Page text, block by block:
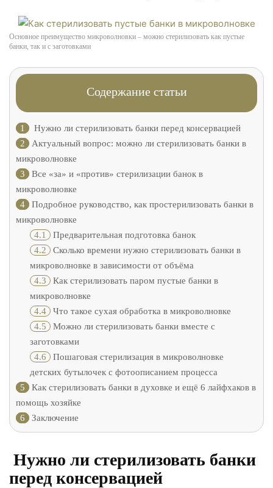
Основное преимущество микроволновки – можно стерилизовать как пустые
банки, так и с заготовками
Содержание статьи
1
Нужно ли стерилизовать банки перед консервацией
2
Актуальный вопрос: можно ли стерилизовать банки в
микроволновке
3
Все «за» и «против» стерилизации банок в
микроволновке
4
Подробное руководство, как простерилизовать банки в
микроволновке
4.1 Предварительная подготовка банок
4.2 Сколько времени нужно стерилизовать банки в
микроволновке в зависимости от объёма
4.3 Как стерилизовать паром пустые банки в
микроволновке
4.4 Что такое сухая обработка в микроволновке
4.5 Можно ли стерилизовать банки вместе с
заготовками
4.6 Пошаговая стерилизация в микроволновке
детских бутылочек с фотоописанием процесса
5
Как стерилизовать банки в духовке и ещё 6 лайфхаков в
помощь хозяйке
6
Заключение
Нужно ли стерилизовать банки
перед консервацией